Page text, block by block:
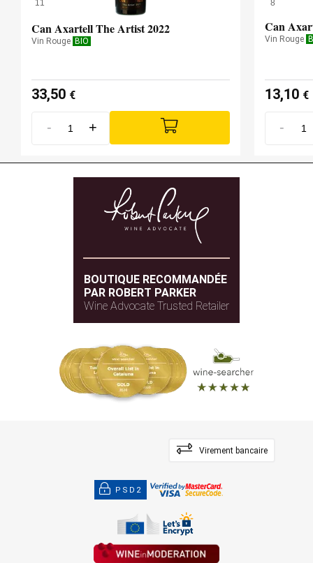
11
Can Axartell The Artist 2022
Vin Rouge BIO
33,50 €
- +
8
Can
Vin Rouge
13,10 €
-
BOUTIQUE RECOMMANDÉE
PAR ROBERT PARKER
Wine Advocate Trusted Retailer
Virement bancaire
PSD2